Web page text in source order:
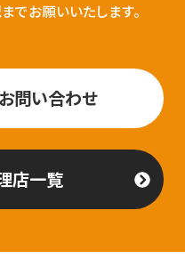
でお願いいたします。
問い合わせ
店一覧